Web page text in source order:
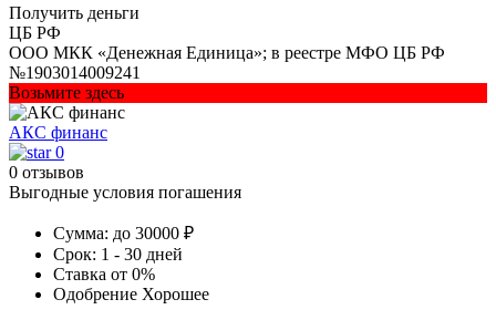
Получить деньги
ЦБ РФ
ООО МКК «Денежная Единица»; в реестре МФО ЦБ РФ
№1903014009241
Возьмите здесь
АКС финанс
0
0 отзывов
Выгодные условия погашения
Сумма: до 30000 ₽
Срок: 1 - 30 дней
Ставка от 0%
Одобрение Хорошее